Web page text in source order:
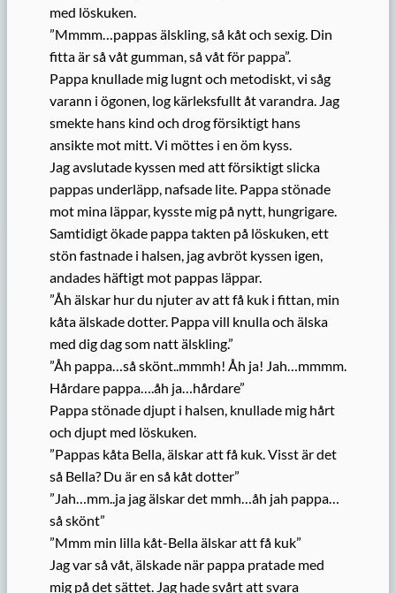
med löskuken.
”Mmmm…pappas älskling, så kåt och sexig. Din
fitta är så våt gumman, så våt för pappa”.
Pappa knullade mig lugnt och metodiskt, vi såg
varann i ögonen, log kärleksfullt åt varandra. Jag
smekte hans kind och drog försiktigt hans
ansikte mot mitt. Vi möttes i en öm kyss.
Jag avslutade kyssen med att försiktigt slicka
pappas underläpp, nafsade lite. Pappa stönade
mot mina läppar, kysste mig på nytt, hungrigare.
Samtidigt ökade pappa takten på löskuken, ett
stön fastnade i halsen, jag avbröt kyssen igen,
andades häftigt mot pappas läppar.
”Åh älskar hur du njuter av att få kuk i fittan, min
kåta älskade dotter. Pappa vill knulla och älska
med dig dag som natt älskling.”
”Åh pappa…så skönt..mmmh! Åh ja! Jah…mmmm.
Hårdare pappa….åh ja…hårdare”
Pappa stönade djupt i halsen, knullade mig hårt
och djupt med löskuken.
”Pappas kåta Bella, älskar att få kuk. Visst är det
så Bella? Du är en så kåt dotter”
”Jah…mm..ja jag älskar det mmh…åh jah pappa…
så skönt”
”Mmm min lilla kåt-Bella älskar att få kuk”
Jag var så våt, älskade när pappa pratade med
mig på det sättet. Jag hade svårt att svara